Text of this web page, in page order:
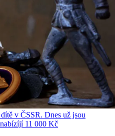
v ČSSR. Dnes už jsou
11 000 Kč